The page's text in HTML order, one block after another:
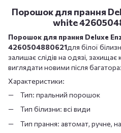
Порошок для прання
white
Порошок для прання Deluxe
4260504880621для білої
залишає слідів на одязі,
виглядати новими після
Характеристики:
Тип: пральний порошок
Тип білизни: всі види
Тип прання: автомат, ручне,